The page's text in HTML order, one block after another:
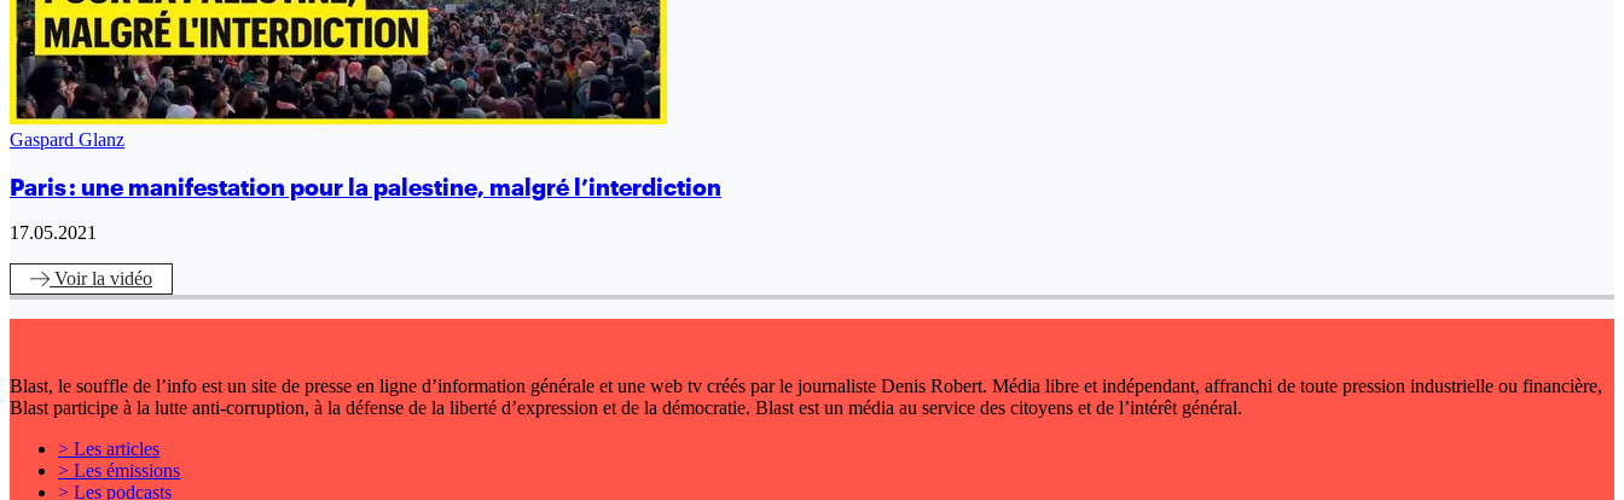
Gaspard Glanz
Paris : une manifestation pour la palestine, malgré l’interdiction
17.05.2021
Voirla vidéo
Blast, le souffle de l’info est un site de presse en ligne d’information générale et une web tv créés par le journaliste Denis Robert. Média libre et indépendant, affranchi de toute pression industrielle ou financière,
Blast participe à la lutte anti-corruption, à la défense de la liberté d’expression et de la démocratie. Blast est un média au service des citoyens et de l’intérêt général.
> Les articles
> Les émissions
> Les podcasts